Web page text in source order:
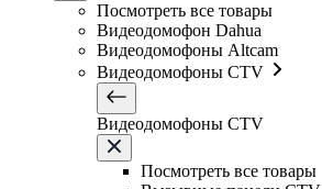
Посмотреть все товары
Видеодомофон Dahua
Видеодомофоны Altcam
Видеодомофоны CTV
Видеодомофоны CTV
Посмотреть все товары